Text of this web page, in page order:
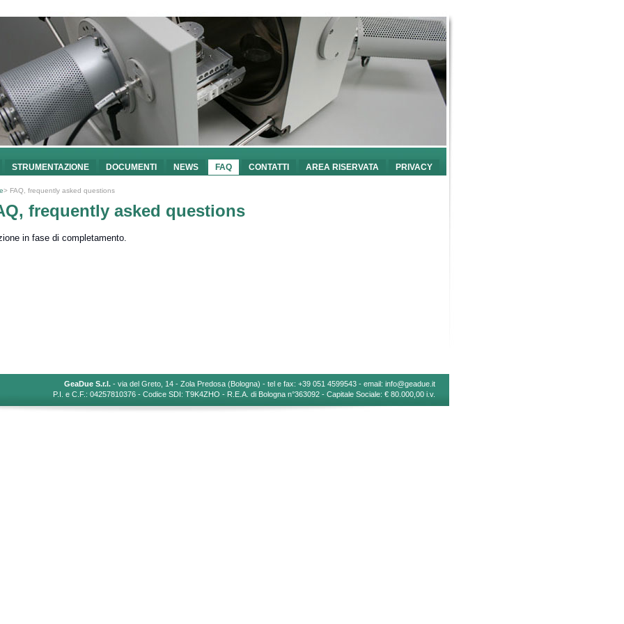
STRUMENTAZIONE DOCUMENTI NEWS FAQ CONTATTI AREA RISERVATA PRIVACY
> FAQ, frequently asked questions
frequently asked questions
in fase di completamento.
GeaDue S.r.l. - via del Greto, 14 - Zola Predosa (Bologna) - tel e fax: +39 051 4599543 - email: info@geadue.it
P.I. e C.F.: 04257810376 - Codice SDI: T9K4ZHO - R.E.A. di Bologna n°363092 - Capitale Sociale: € 80.000,00 i.v.